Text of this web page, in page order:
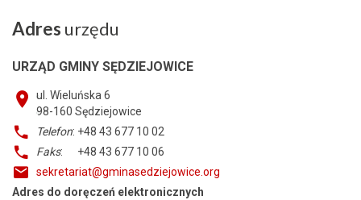
Adres urzędu
URZĄD GMINY SĘDZIEJOWICE
ul. Wieluńska 6
98-160 Sędziejowice
Telefon: +48 43 677 10 02
Faks: +48 43 677 10 06
sekretariat@gminasedziejowice.org
Adres do doręczeń elektronicznych